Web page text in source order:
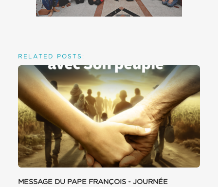
RELATED POSTS:
MESSAGE DU PAPE FRANÇOIS - JOURNÉE